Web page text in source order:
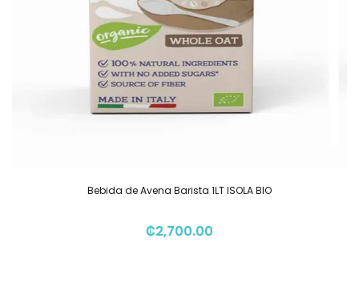
Bebida de Avena Barista 1LT ISOLA BIO
₡2,700.00